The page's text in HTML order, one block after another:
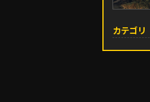
カテゴリ